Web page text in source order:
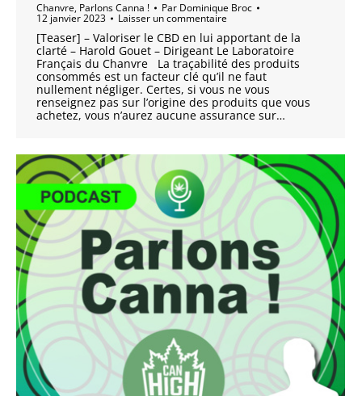
Chanvre, Parlons Canna ! Par Dominique Broc
12 janvier 2023 Laisser un commentaire
[Teaser] – Valoriser le CBD en lui apportant de la
clarté – Harold Gouet – Dirigeant Le Laboratoire
Français du Chanvre La traçabilité des produits
consommés est un facteur clé qu’il ne faut
nullement négliger. Certes, si vous ne vous
renseignez pas sur l’origine des produits que vous
achetez, vous n’aurez aucune assurance sur…